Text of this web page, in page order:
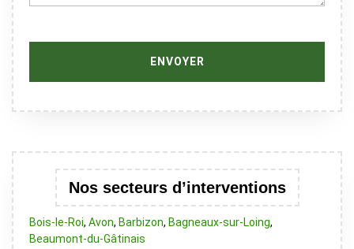
Nos secteurs d’interventions
Bois-le-Roi, Avon, Barbizon, Bagneaux-sur-Loing,
Beaumont-du-Gâtinais